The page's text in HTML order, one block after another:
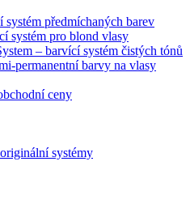
předmíchaných barev
systém pro blond vlasy
– barvící systém čistých tónů
permanentní barvy na vlasy
ceny
systémy